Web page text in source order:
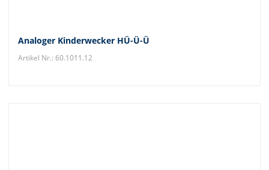
Analoger Kinderwecker HÜ-Ü-Ü
Artikel Nr.: 60.1011.12